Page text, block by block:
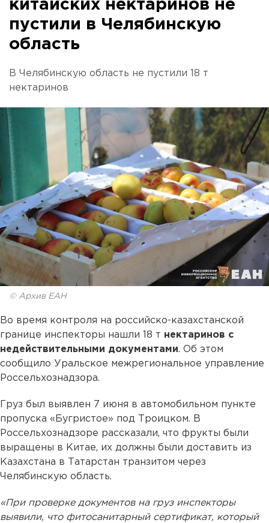
китайских нектаринов не
пустили в Челябинскую
область
В Челябинскую область не пустили 18 т
нектаринов
© Архив ЕАН
Во время контроля на российско-казахстанской
границе инспекторы нашли 18 т нектаринов с
недействительными документами. Об этом
сообщило Уральское межрегиональное управление
Россельхознадзора.
Груз был выявлен 7 июня в автомобильном пункте
пропуска «Бугристое» под Троицком. В
Россельхознадзоре рассказали, что фрукты были
выращены в Китае, их должны были доставить из
Казахстана в Татарстан транзитом через
Челябинскую область.
«При проверке документов на груз инспекторы
выявили, что фитосанитарный сертификат, который